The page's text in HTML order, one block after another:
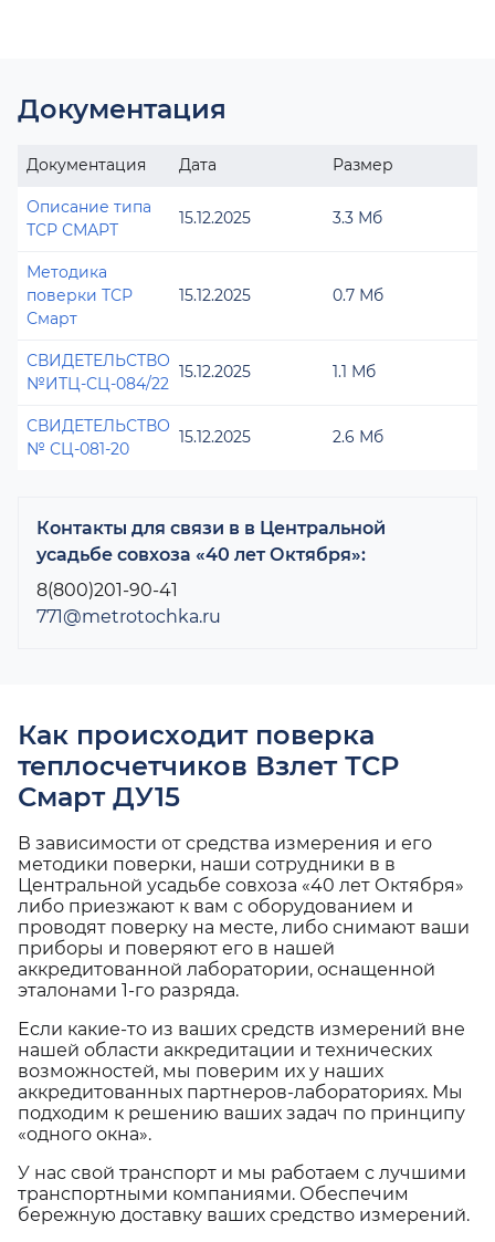
Документация
Документация Дата Размер
Описание типа
ТСР СМАРТ
15.12.2025 3.3 Мб
Методика
поверки ТСР
Смарт
15.12.2025 0.7 Мб
СВИДЕТЕЛЬСТВО
№ИТЦ-СЦ-084/22
15.12.2025 1.1 Мб
СВИДЕТЕЛЬСТВО
№ СЦ-081-20
15.12.2025 2.6 Мб
Контакты для связи в в Центральной
усадьбе совхоза «40 лет Октября»:
8(800)201-90-41
771@metrotochka.ru
Как происходит поверка
теплосчетчиков Взлет ТСР
Смарт ДУ15
В зависимости от средства измерения и его
методики поверки, наши сотрудники в в
Центральной усадьбе совхоза «40 лет Октября»
либо приезжают к вам с оборудованием и
проводят поверку на месте, либо снимают ваши
приборы и поверяют его в нашей
аккредитованной лаборатории, оснащенной
эталонами 1-го разряда.
Если какие-то из ваших средств измерений вне
нашей области аккредитации и технических
возможностей, мы поверим их у наших
аккредитованных партнеров-лабораториях. Мы
подходим к решению ваших задач по принципу
«одного окна».
У нас свой транспорт и мы работаем с лучшими
транспортными компаниями. Обеспечим
бережную доставку ваших средство измерений.